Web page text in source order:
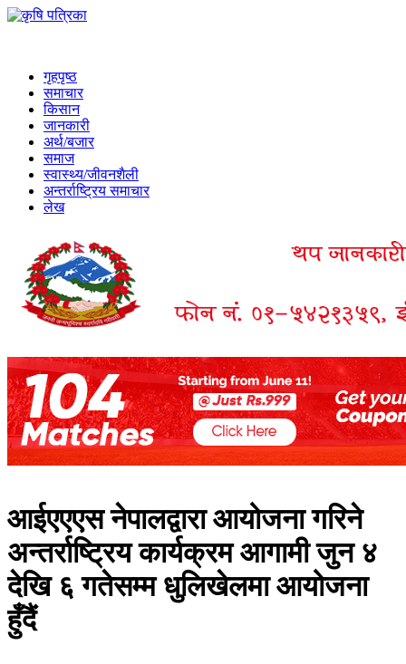
गृहपृष्ठ
समाचार
किसान
जानकारी
अर्थ/बजार
समाज
स्वास्थ्य/जीवनशैली
अन्तर्राष्ट्रिय समाचार
लेख
आईएएएस नेपालद्वारा आयोजना गरिने
अन्तर्राष्ट्रिय कार्यक्रम आगामी जुन ४
देखि ६ गतेसम्म धुलिखेलमा आयोजना
हुँदैं